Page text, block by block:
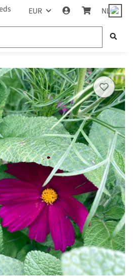
EUR NL